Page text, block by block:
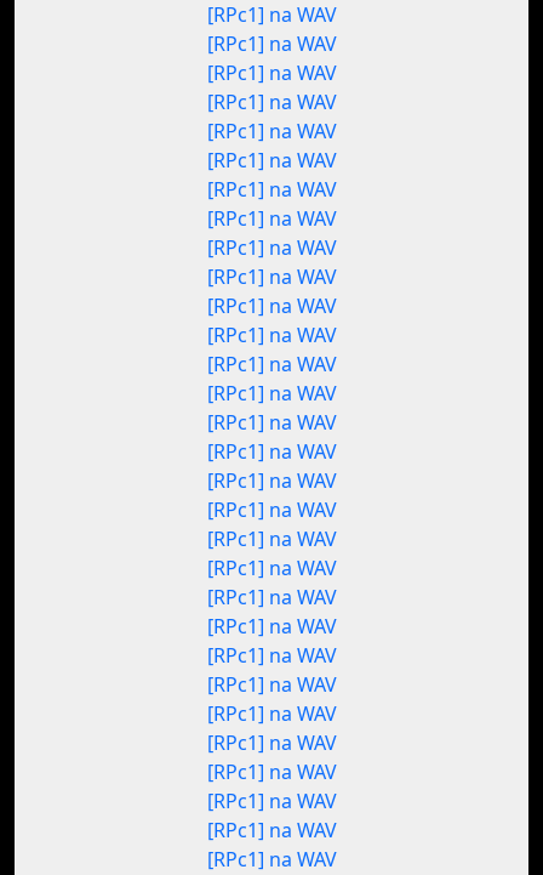
[RPc1] na WAV
[RPc1] na WAV
[RPc1] na WAV
[RPc1] na WAV
[RPc1] na WAV
[RPc1] na WAV
[RPc1] na WAV
[RPc1] na WAV
[RPc1] na WAV
[RPc1] na WAV
[RPc1] na WAV
[RPc1] na WAV
[RPc1] na WAV
[RPc1] na WAV
[RPc1] na WAV
[RPc1] na WAV
[RPc1] na WAV
[RPc1] na WAV
[RPc1] na WAV
[RPc1] na WAV
[RPc1] na WAV
[RPc1] na WAV
[RPc1] na WAV
[RPc1] na WAV
[RPc1] na WAV
[RPc1] na WAV
[RPc1] na WAV
[RPc1] na WAV
[RPc1] na WAV
[RPc1] na WAV